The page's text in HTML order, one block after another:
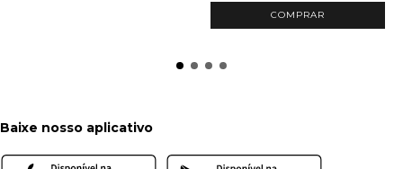
COMPRAR
Baixe nosso aplicativo